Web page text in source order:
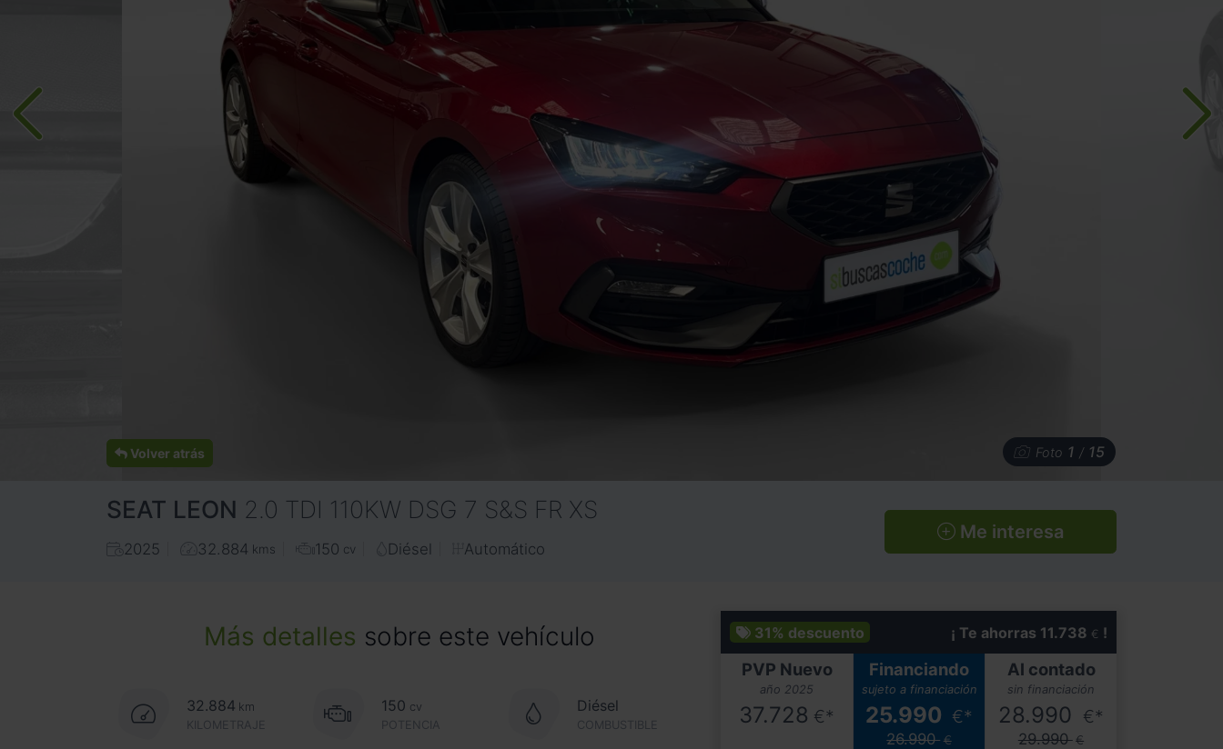
Volver atrás Foto 1 / 15
SEAT LEON 2.0 TDI 110KW DSG 7 S&S FR XS
2025 32.884 kms 150 cv Diésel Automático
Me interesa
Más detalles sobre este vehículo
32.884 km
KILOMETRAJE
150 cv
POTENCIA
Diésel
COMBUSTIBLE
31% descuento ¡ Te ahorras 11.738 € !
PVP Nuevo
año 2025
37.728 €*
Financiando
sujeto a financiación
25.990 €*
26.990 €
Al contado
sin financiación
28.990 €*
29.990 €